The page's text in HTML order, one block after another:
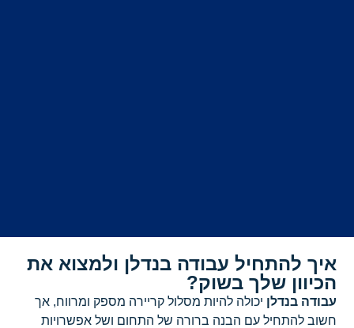
איך להתחיל עבודה בנדלן ולמצוא את
הכיוון שלך בשוק?
עבודה בנדלן יכולה להיות מסלול קריירה מספק ומרווח, אך
חשוב להתחיל עם הבנה ברורה של התחום ושל אפשרויות